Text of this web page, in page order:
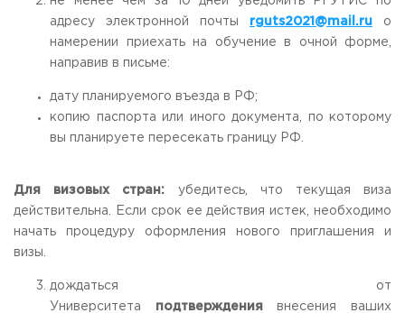
адресу электронной почты rguts2021@mail .ru о
намерении приехать на обучение в очной форме,
направив в письме:
дату планируемого въезда в РФ;
копию паспорта или иного документа, по которому
вы планируете пересекать границу РФ.
Для визовых стран: убедитесь, что текущая виза
действительна. Если срок ее действия истек, необходимо
начать процедуру оформления нового приглашения и
визы.
дождаться от
Университета
подтверждения внесения ваших